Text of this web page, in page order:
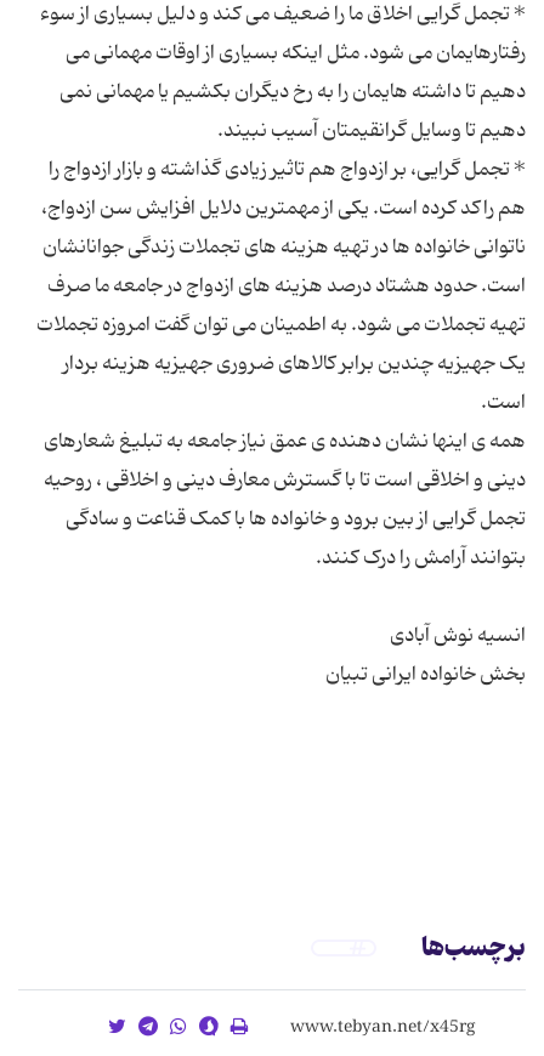
* تجمل گرایی اخلاق ما را ضعیف می کند و دلیل بسیاری از سوء
رفتارهایمان می شود. مثل اینکه بسیاری از اوقات مهمانی می
دهیم تا داشته هایمان را به رخ دیگران بکشیم یا مهمانی نمی
* تجمل گرایی، بر ازدواج هم تاثیر زیادی گذاشته و بازار ازدواج را
هم راکد کرده است. یکی از مهمترین دلایل افزایش سن ازدواج،
ناتوانی خانواده ها در تهیه هزینه های تجملات زندگی جوانانشان
است. حدود هشتاد درصد هزینه های ازدواج در جامعه ما صرف
تهیه تجملات می شود. به اطمینان می توان گفت امروزه تجملات
یک جهیزیه چندین برابر کالاهای ضروری جهیزیه هزینه بردار
همه ی اینها نشان دهنده ی عمق نیاز جامعه به تبلیغ شعارهای
دینی و اخلاقی است تا با گسترش معارف دینی و اخلاقی ، روحیه
تجمل گرایی از بین برود و خانواده ها با کمک قناعت و سادگی
برچسب‌ها